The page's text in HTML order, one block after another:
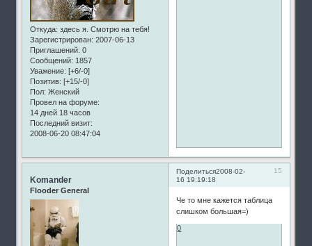
Откуда: здесь я. Смотрю на тебя!
Зарегистрирован: 2007-06-13
Приглашений: 0
Сообщений: 1857
Уважение: [+6/-0]
Позитив: [+15/-0]
Пол: Женский
Провел на форуме:
14 дней 18 часов
Последний визит:
2008-06-20 08:47:04
Поделиться 15
2008-02-
16 19:19:18
Komander
Flooder General
Че то мне кажется таблица
слишком большая=)
0